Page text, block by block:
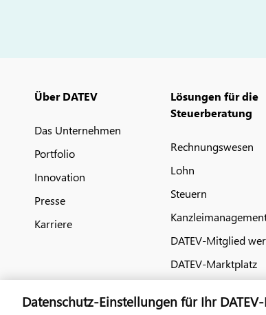
Über DATEV
Das Unternehmen
Portfolio
Innovation
Presse
Karriere
Lösungen für die
Steuerberatung
Rechnungswesen
Lohn
Steuern
DATEV-Mitglied
DATEV-Marktplatz
Datenschutz-Einstellungen für Ihr